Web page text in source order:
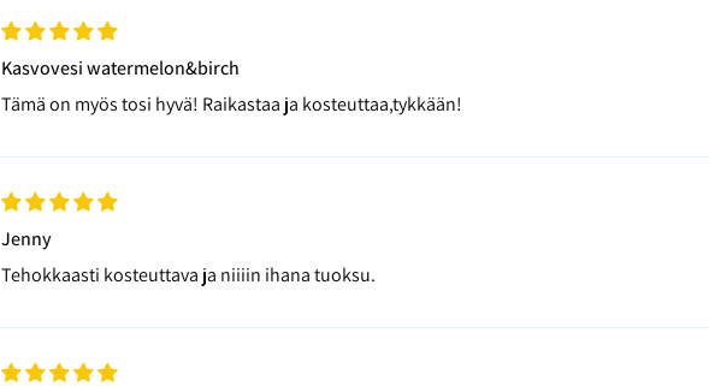
Kasvovesi watermelon&birch
Tämä on myös tosi hyvä! Raikastaa ja kosteuttaa,tykkään!
Jenny
Tehokkaasti kosteuttava ja niiiin ihana tuoksu.